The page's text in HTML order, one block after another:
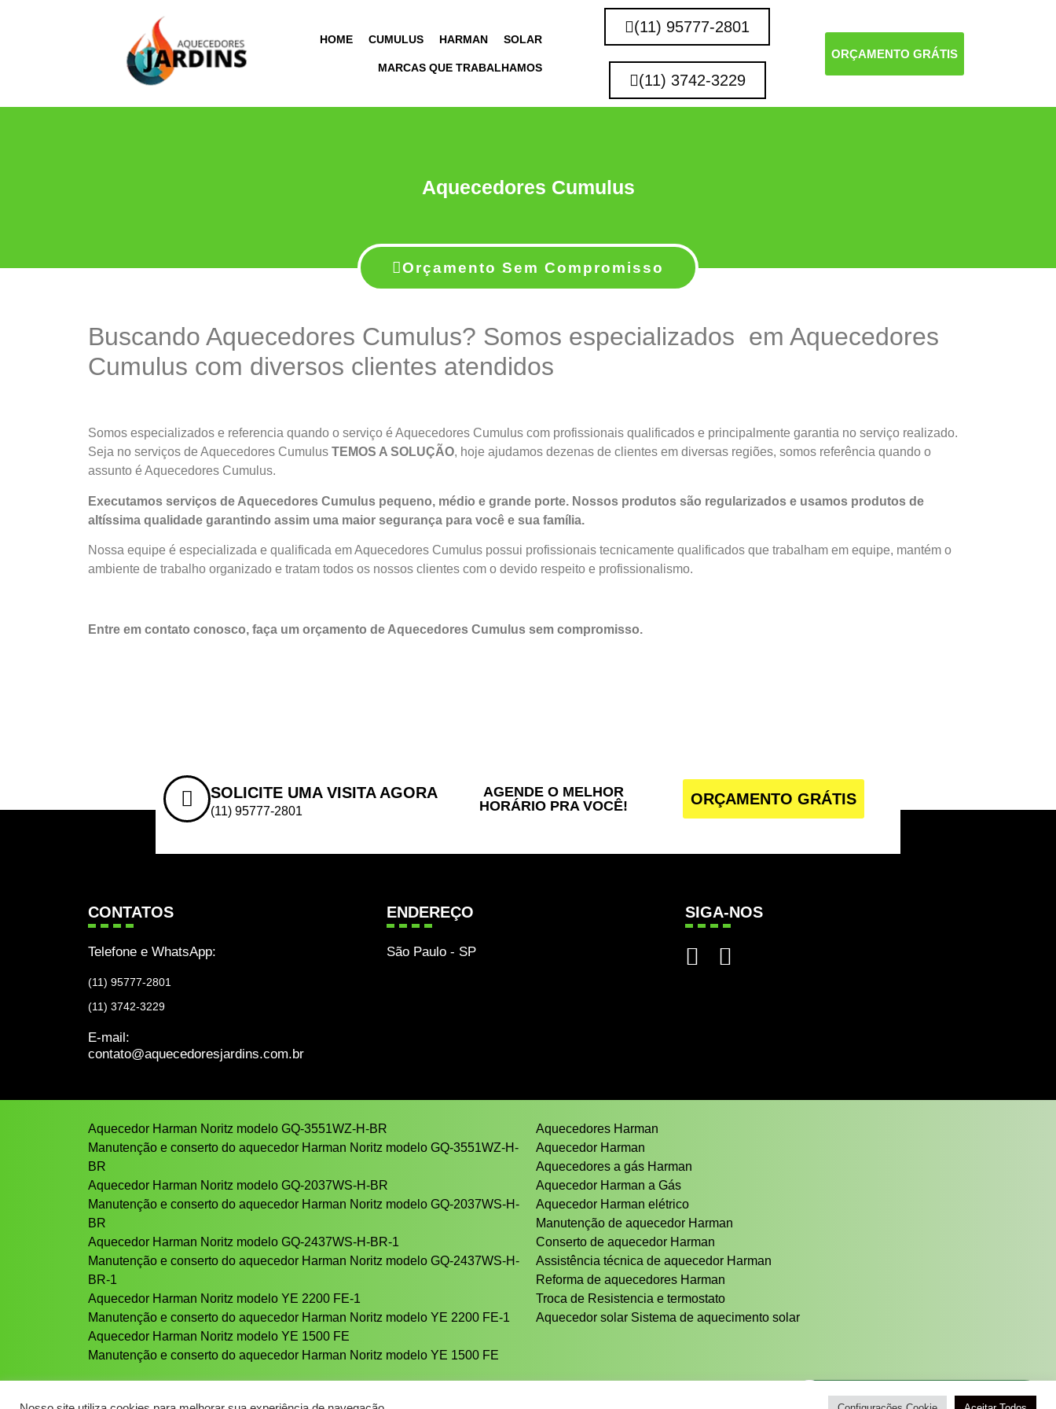
HOME CUMULUS HARMAN SOLAR
MARCAS QUE TRABALHAMOS
(11) 95777-2801
(11) 3742-3229
ORÇAMENTO GRÁTIS
Aquecedores Cumulus
Orçamento Sem Compromisso
Buscando Aquecedores Cumulus? Somos especializados em Aquecedores
Cumulus com diversos clientes atendidos
Somos especializados e referencia quando o serviço é Aquecedores Cumulus com profissionais qualificados e principalmente garantia no serviço realizado.
Seja no serviços de Aquecedores Cumulus TEMOS A SOLUÇÃO, hoje ajudamos dezenas de clientes em diversas regiões, somos referência quando o
assunto é Aquecedores Cumulus.
Executamos serviços de Aquecedores Cumulus pequeno, médio e grande porte. Nossos produtos são regularizados e usamos produtos de
altíssima qualidade garantindo assim uma maior segurança para você e sua família.
Nossa equipe é especializada e qualificada em Aquecedores Cumulus possui profissionais tecnicamente qualificados que trabalham em equipe, mantém o
ambiente de trabalho organizado e tratam todos os nossos clientes com o devido respeito e profissionalismo.
Entre em contato conosco, faça um orçamento de Aquecedores Cumulus sem compromisso.
SOLICITE UMA VISITA AGORA
(11) 95777-2801
AGENDE O MELHOR
HORÁRIO PRA VOCÊ!
ORÇAMENTO GRÁTIS
CONTATOS
Telefone e WhatsApp:
(11) 95777-2801
(11) 3742-3229
E-mail:
contato@aquecedoresjardins.com.br
ENDEREÇO
São Paulo - SP
SIGA-NOS
Aquecedor Harman Noritz modelo GQ-3551WZ-H-BR
Manutenção e conserto do aquecedor Harman Noritz modelo GQ-3551WZ-H-
BR
Aquecedor Harman Noritz modelo GQ-2037WS-H-BR
Manutenção e conserto do aquecedor Harman Noritz modelo GQ-2037WS-H-
BR
Aquecedor Harman Noritz modelo GQ-2437WS-H-BR-1
Manutenção e conserto do aquecedor Harman Noritz modelo GQ-2437WS-H-
BR-1
Aquecedor Harman Noritz modelo YE 2200 FE-1
Manutenção e conserto do aquecedor Harman Noritz modelo YE 2200 FE-1
Aquecedor Harman Noritz modelo YE 1500 FE
Manutenção e conserto do aquecedor Harman Noritz modelo YE 1500 FE
Aquecedores Harman
Aquecedor Harman
Aquecedores a gás Harman
Aquecedor Harman a Gás
Aquecedor Harman elétrico
Manutenção de aquecedor Harman
Conserto de aquecedor Harman
Assistência técnica de aquecedor Harman
Reforma de aquecedores Harman
Troca de Resistencia e termostato
Aquecedor solar Sistema de aquecimento solar
Atendimento / Orçamento Via WhatsApp